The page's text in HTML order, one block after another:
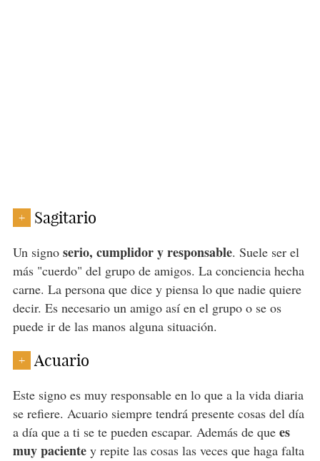
+ Sagitario
Un signo serio, cumplidor y responsable. Suele ser el
más "cuerdo" del grupo de amigos. La conciencia hecha
carne. La persona que dice y piensa lo que nadie quiere
decir. Es necesario un amigo así en el grupo o se os
puede ir de las manos alguna situación.
+ Acuario
Este signo es muy responsable en lo que a la vida diaria
se refiere. Acuario siempre tendrá presente cosas del día
a día que a ti se te pueden escapar. Además de que es
muy pacientey repite las cosas las veces que haga falta